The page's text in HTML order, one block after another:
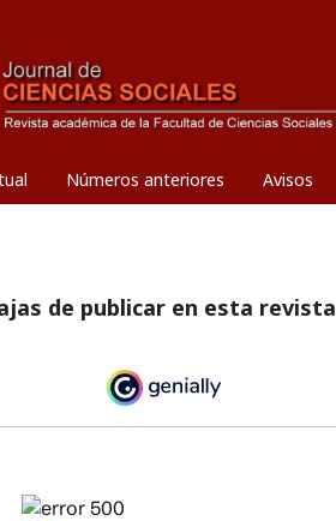
Números anteriores Avisos
de publicar en esta revista